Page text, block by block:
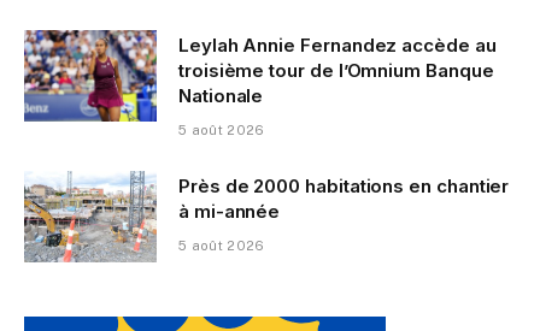
Leylah Annie Fernandez accède au
troisième tour de l’Omnium Banque
Nationale
5 août 2026
Près de 2000 habitations en chantier
à mi-année
5 août 2026